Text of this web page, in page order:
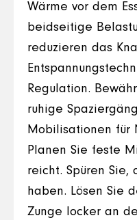
Wärme vor dem
beidseitige
reduzieren das
Regulation.
ruhige
Mobilisationen für
Planen Sie feste
reicht. Spüren Sie,
haben. Lösen Sie
Zunge locker an